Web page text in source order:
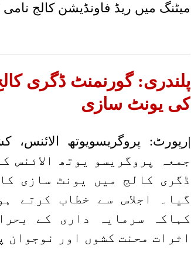
میٹنگ میں ریڈ فاونڈیشن کالج نامی
پلندری: گورنمنٹ ڈگری
کی یونٹ سازی
جمعہ پروگریسو یوتھ الائنس
ڈگری کالج میں یونٹ سازی
گیا۔ اجلاس سے خطاب کرتے
کہاکہ سرمایہ داری کے
اثرات محنت کشوں اور نوجوان